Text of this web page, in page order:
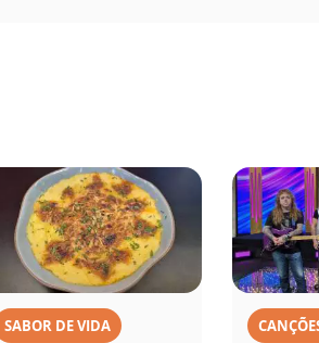
SABOR DE VIDA